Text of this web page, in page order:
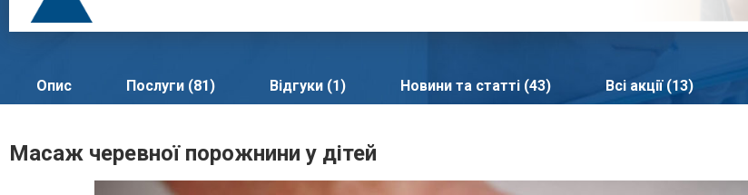
Опис Послуги (81) Відгуки (1) Новини та статті (43) Всі акції (13)
Масаж черевної порожнини у дітей